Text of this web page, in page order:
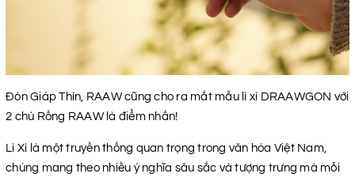
Đón Giáp Thìn, RAAW cũng cho ra mắt mẫu lì xì DRAAWGON với
2 chú Rồng RAAW là điểm nhấn!
Lì Xì là một truyền thống quan trọng trong văn hóa Việt Nam,
chúng mang theo nhiều ý nghĩa sâu sắc và tượng trưng mà mỗi